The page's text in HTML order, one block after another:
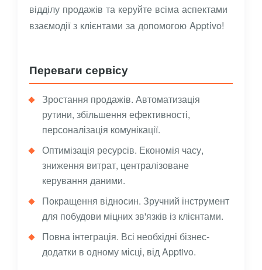
відділу продажів та керуйте всіма аспектами
взаємодії з клієнтами за допомогою Apptivo!
Переваги сервісу
Зростання продажів. Автоматизація
рутини, збільшення ефективності,
персоналізація комунікації.
Оптимізація ресурсів. Економія часу,
зниження витрат, централізоване
керування даними.
Покращення відносин. Зручний інструмент
для побудови міцних зв'язків із клієнтами.
Повна інтеграція. Всі необхідні бізнес-
додатки в одному місці, від Apptivo.